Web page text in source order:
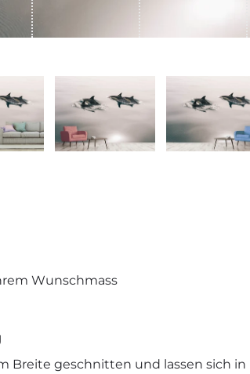
Wunschmass
Breite geschnitten und lassen sich in